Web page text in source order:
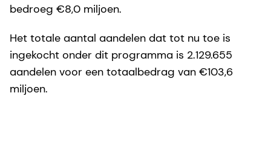
bedroeg €8,0 miljoen.
Het totale aantal aandelen dat tot nu toe is
ingekocht onder dit programma is 2.129.655
aandelen voor een totaalbedrag van €103,6
miljoen.